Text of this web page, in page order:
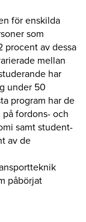
för enskilda
som
procent av dessa
mellan
har
under 50
program har de
fordons- och
samt student-
av de
påbörjat